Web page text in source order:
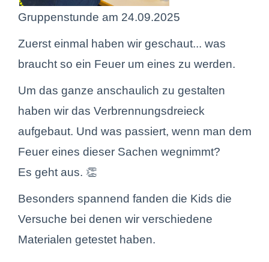
Gruppenstunde am 24.09.2025
Zuerst einmal haben wir geschaut... was
braucht so ein Feuer um eines zu werden.
Um das ganze anschaulich zu gestalten
haben wir das Verbrennungsdreieck
aufgebaut. Und was passiert, wenn man dem
Feuer eines dieser Sachen wegnimmt?
Es geht aus. 👏
Besonders spannend fanden die Kids die
Versuche bei denen wir verschiedene
Materialen getestet haben.